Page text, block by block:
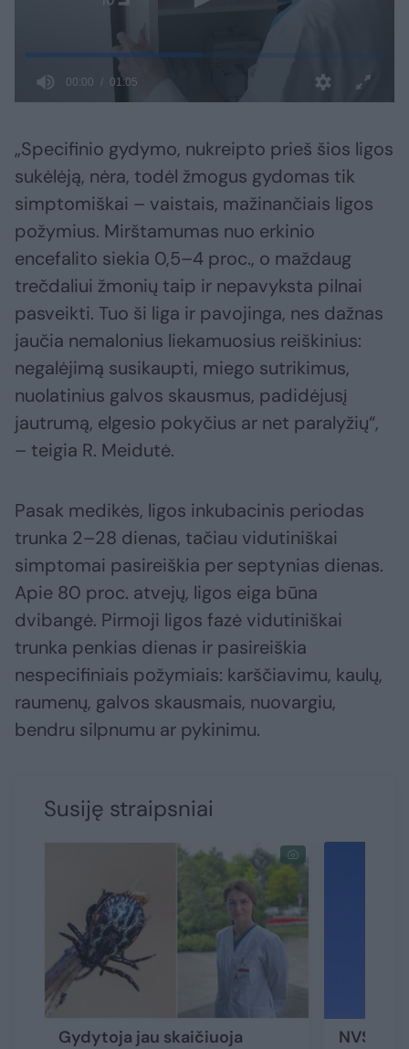
„Specifinio gydymo, nukreipto prieš šios ligos
sukėlėją, nėra, todėl žmogus gydomas tik
simptomiškai – vaistais, mažinančiais ligos
požymius. Mirštamumas nuo erkinio
encefalito siekia 0,5–4 proc., o maždaug
trečdaliui žmonių taip ir nepavyksta pilnai
pasveikti. Tuo ši liga ir pavojinga, nes dažnas
jaučia nemalonius liekamuosius reiškinius:
negalėjimą susikaupti, miego sutrikimus,
nuolatinius galvos skausmus, padidėjusį
jautrumą, elgesio pokyčius ar net paralyžių“,
– teigia R. Meidutė.
Pasak medikės, ligos inkubacinis periodas
trunka 2–28 dienas, tačiau vidutiniškai
simptomai pasireiškia per septynias dienas.
Apie 80 proc. atvejų, ligos eiga būna
dvibangė. Pirmoji ligos fazė vidutiniškai
trunka penkias dienas ir pasireiškia
nespecifiniais požymiais: karščiavimu, kaulų,
raumenų, galvos skausmais, nuovargiu,
bendru silpnumu ar pykinimu.
Susiję straipsniai
Gydytoja jau skaičiuoja
NVSC: